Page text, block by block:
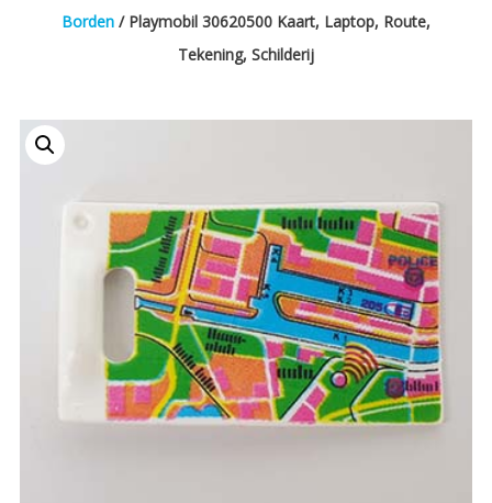
Borden / Playmobil 30620500 Kaart, Laptop, Route,
Tekening, Schilderij